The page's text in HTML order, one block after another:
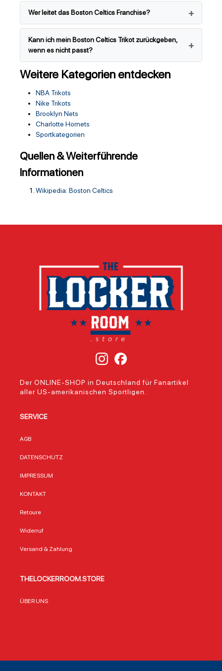
Wer leitet das Boston Celtics Franchise?
Kann ich mein Boston Celtics Trikot zurückgeben,
wenn es nicht passt?
Weitere Kategorien entdecken
NBA Trikots
Nike Trikots
Brooklyn Nets
Charlotte Hornets
Sportkategorien
Quellen & Weiterführende
Informationen
Wikipedia: Boston Celtics
Der ONLINE-SHOP in Deutschland für Fanartikel
aller US-amerikanischen Sportligen.
SERVICE
AGB
DATENSCHUTZ
IMPRESSUM
KONTAKT
Retoure
Widerruf
Versand & Zahlung
THELOCKERROOM.STORE
ÜBER UNS